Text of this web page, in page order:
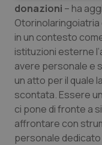
donazioni – ha
in un contesto
istituzioni esterne
avere personale e
un atto per il quale
scontata. Essere
ci pone di fronte a
affrontare con
personale
Necessari